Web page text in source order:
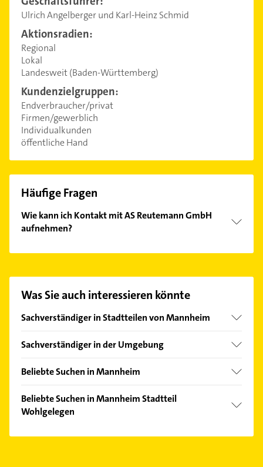
Ulrich Angelberger und Karl-Heinz Schmid
Aktionsradien:
Regional
Lokal
Landesweit (Baden-Württemberg)
Kundenzielgruppen:
Endverbraucher/privat
Firmen/gewerblich
Individualkunden
öffentliche Hand
Häufige Fragen
Wie kann ich Kontakt mit AS Reutemann GmbH
aufnehmen?
finden Sie alleKontaktdaten.
Was Sie auch interessieren könnte
Sachverständiger in Stadtteilen von Mannheim
Käfertal
Neckarau
Quadrate
Rheinau
Sandhofen
Sachverständiger in der Umgebung
Ludwigshafen am Rhein
Viernheim
Ladenburg
Beliebte Suchen in Mannheim
Rechtsanwalt
Rohrreinigung
Beliebte Suchen in Mannheim Stadtteil
Wohlgelegen